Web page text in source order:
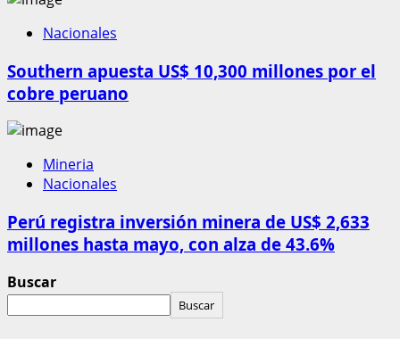
Nacionales
Southern apuesta US$ 10,300 millones por el
cobre peruano
Mineria
Nacionales
Perú registra inversión minera de US$ 2,633
millones hasta mayo, con alza de 43.6%
Buscar
Buscar